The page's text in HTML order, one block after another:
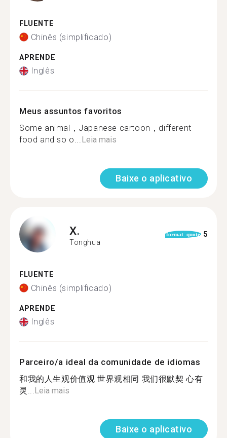
FLUENTE
Chinês (simplificado)
APRENDE
Inglês
Meus assuntos favoritos
Some animal，Japanese cartoon，different
food and so o...Leia mais
Baixe o aplicativo
X.
Tonghua
format_quote 5
FLUENTE
Chinês (simplificado)
APRENDE
Inglês
Parceiro/a ideal da comunidade de idiomas
和我的人生观价值观 世界观相同 我们很默契 心有
灵...Leia mais
Baixe o aplicativo